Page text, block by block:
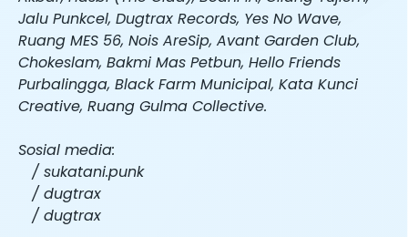
Jalu Punkcel, Dugtrax Records, Yes No Wave,
Ruang MES 56, Nois AreSip, Avant Garden Club,
Chokeslam, Bakmi Mas Petbun, Hello Friends
Purbalingga, Black Farm Municipal, Kata Kunci
Creative, Ruang Gulma Collective.
Sosial media:
/ sukatani.punk
/ dugtrax
/ dugtrax